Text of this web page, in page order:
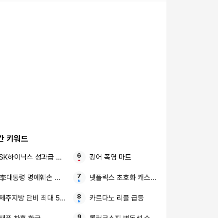
키워드
하이닉스 성과급 통합노조
대통령 명예훼손 출국 금지
주지방 단비 최대 50㎜
광어 폭염 마트
넷플릭스 초호화 캐스팅 오징어게임
카르다노 리플 급등